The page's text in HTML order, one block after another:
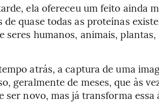
ela ofereceu um feito ainda
quase todas as proteínas
seres humanos, animais,
atrás, a captura de uma
geralmente de meses, que às
ser novo, mas já transforma essa